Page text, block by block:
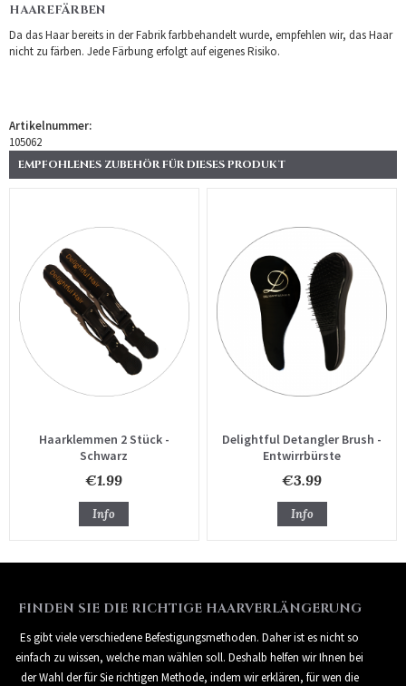
HAAREFÄRBEN
Da das Haar bereits in der Fabrik farbbehandelt wurde, empfehlen wir, das Haar
nicht zu färben. Jede Färbung erfolgt auf eigenes Risiko.
Artikelnummer:
105062
EMPFOHLENES ZUBEHÖR FÜR DIESES PRODUKT
Haarklemmen 2 Stück -
Schwarz
€1.99
Info
Delightful Detangler Brush -
Entwirrbürste
€3.99
Info
FINDEN SIE DIE RICHTIGE HAARVERLÄNGERUNG
Es gibt viele verschiedene Befestigungsmethoden. Daher ist es nicht so
einfach zu wissen, welche man wählen soll. Deshalb helfen wir Ihnen bei
der Wahl der für Sie richtigen Methode, indem wir erklären, für wen die